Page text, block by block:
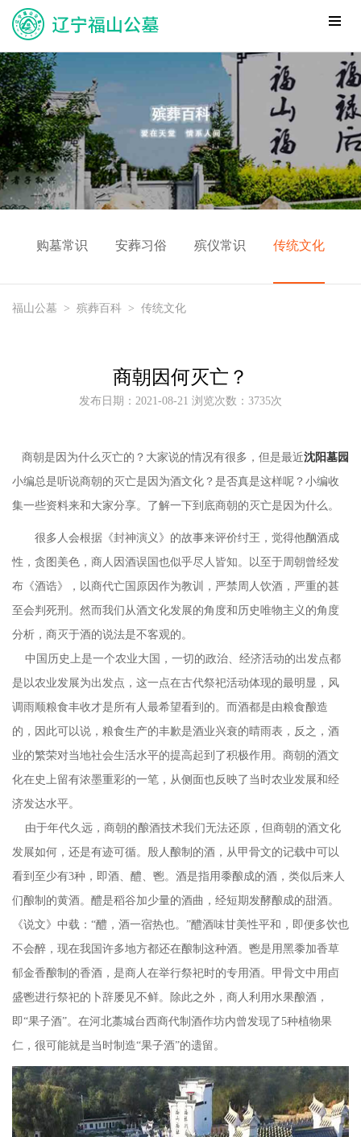
购墓常识 安葬习俗 殡仪常识 传统文化
福山公墓 > 殡葬百科 > 传统文化
商朝因何灭亡？
发布日期：2021-08-21 浏览次数：3735次
商朝是因为什么灭亡的？大家说的情况有很多，但是最近沈阳墓园
小编总是听说商朝的灭亡是因为酒文化？是否真是这样呢？小编收
集一些资料来和大家分享。了解一下到底商朝的灭亡是因为什么。
很多人会根据《封神演义》的故事来评价纣王，觉得他酗酒成
性，贪图美色，商人因酒误国也似乎尽人皆知。以至于周朝曾经发
布《酒诰》，以商代亡国原因作为教训，严禁周人饮酒，严重的甚
至会判死刑。然而我们从酒文化发展的角度和历史唯物主义的角度
分析，商灭于酒的说法是不客观的。
中国历史上是一个农业大国，一切的政治、经济活动的出发点都
是以农业发展为出发点，这一点在古代祭祀活动体现的最明显，风
调雨顺粮食丰收才是所有人最希望看到的。而酒都是由粮食酿造
的，因此可以说，粮食生产的丰歉是酒业兴衰的晴雨表，反之，酒
业的繁荣对当地社会生活水平的提高起到了积极作用。商朝的酒文
化在史上留有浓墨重彩的一笔，从侧面也反映了当时农业发展和经
济发达水平。
由于年代久远，商朝的酿酒技术我们无法还原，但商朝的酒文化
发展如何，还是有迹可循。殷人酿制的酒，从甲骨文的记载中可以
看到至少有3种，即酒、醴、鬯。酒是指用黍酿成的酒，类似后来人
们酿制的黄酒。醴是稻谷加少量的酒曲，经短期发酵酿成的甜酒。
《说文》中载：“醴，酒一宿热也。”醴酒味甘美性平和，即便多饮也
不会醉，现在我国许多地方都还在酿制这种酒。鬯是用黑黍加香草
郁金香酿制的香酒，是商人在举行祭祀时的专用酒。甲骨文中用卣
盛鬯进行祭祀的卜辞屡见不鲜。除此之外，商人利用水果酿酒，
即“果子酒”。在河北藁城台西商代制酒作坊内曾发现了5种植物果
仁，很可能就是当时制造“果子酒”的遗留。